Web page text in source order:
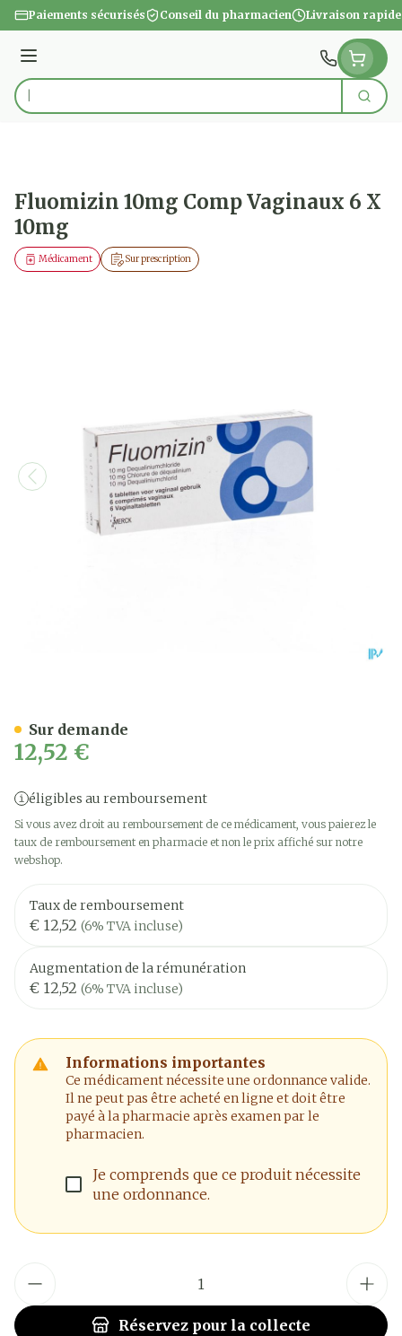
Aller au contenu
Paiements sécurisés Conseil du pharmacien Livraison rapide
Menu
Rechercher
Fluomizin 10mg Comp Vaginaux 6 X
10mg
Sur prescription
Médicament
12,52 €
éligibles au remboursement
Si vous avez droit au remboursement de ce médicament, vous paierez le
taux de remboursement en pharmacie et non le prix affiché sur notre
webshop.
Taux de remboursement
€ 12,52 (6% TVA incluse)
Augmentation de la rémunération
€ 12,52 (6% TVA incluse)
Informations importantes
Ce médicament nécessite une ordonnance valide.
Il ne peut pas être acheté en ligne et doit être
payé à la pharmacie après examen par le
pharmacien.
Je comprends que ce produit nécessite
une ordonnance.
Réservez pour la collecte
Sur demande